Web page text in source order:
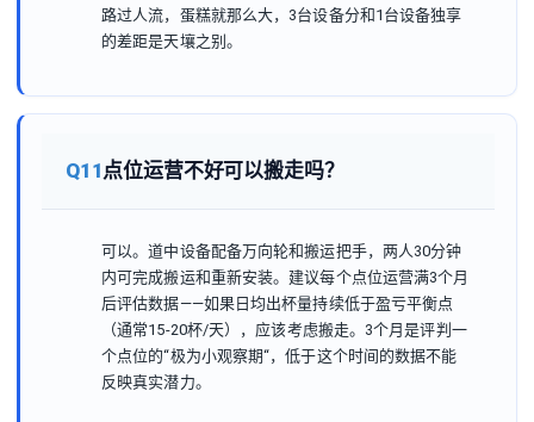
路过人流，蛋糕就那么大，3台设备分和1台设备独享
的差距是天壤之别。
Q11点位运营不好可以搬走吗？
可以。道中设备配备万向轮和搬运把手，两人30分钟
内可完成搬运和重新安装。建议每个点位运营满3个月
后评估数据——如果日均出杯量持续低于盈亏平衡点
（通常15-20杯/天），应该考虑搬走。3个月是评判一
个点位的“极为小观察期“，低于这个时间的数据不能
反映真实潜力。